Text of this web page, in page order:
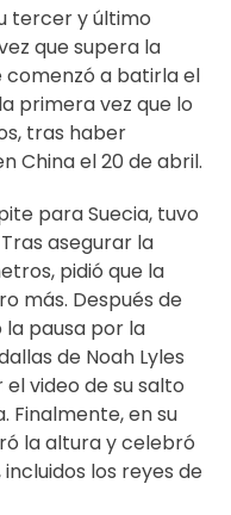
tercer y último
que supera la
comenzó a batirla el
primera vez que lo
tras haber
China el 20 de abril.
para Suecia, tuvo
asegurar la
pidió que la
más. Después de
pausa por la
de Noah Lyles
video de su salto
Finalmente, en su
la altura y celebró
los reyes de